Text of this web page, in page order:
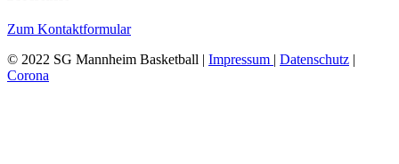
Zum Kontaktformular
© 2022 SG Mannheim Basketball | Impressum | Datenschutz |
Corona